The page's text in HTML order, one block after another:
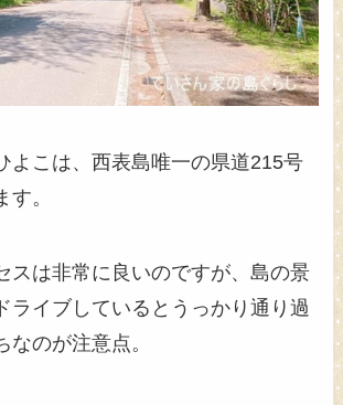
よこは、西表島唯一の県道215号
。
スは非常に良いのですが、島の景
ライブしているとうっかり通り過
なのが注意点。